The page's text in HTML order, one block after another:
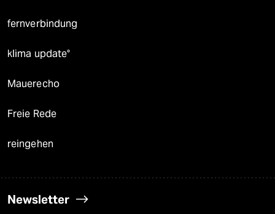
fernverbindung
klima update°
Mauerecho
Freie Rede
reingehen
Newsletter